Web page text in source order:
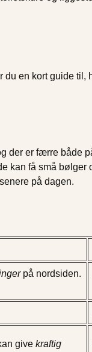
en kort guide til,
der er færre både
kan få små bølger
på dagen.
på nordsiden.
give kraftig